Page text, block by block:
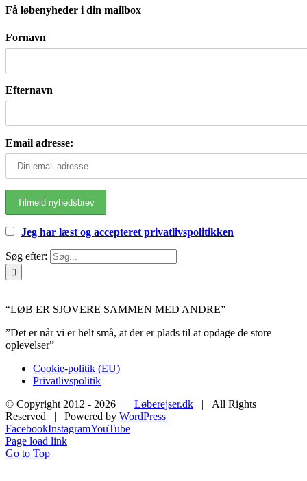
Få løbenyheder i din mailbox
Fornavn
Efternavn
Email adresse:
Jeg har læst og accepteret privatlivspolitikken
Søg efter:
“LØB ER SJOVERE SAMMEN MED ANDRE”
”Det er når vi er helt små, at der er plads til at opdage de store
oplevelser”
Cookie-politik (EU)
Privatlivspolitik
© Copyright 2012 - 2026 | Løberejser.dk | All Rights
Reserved | Powered by WordPress
FacebookInstagramYouTube
Page load link
Go to Top